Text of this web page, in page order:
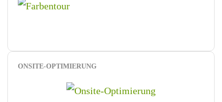
ONSITE-OPTIMIERUNG